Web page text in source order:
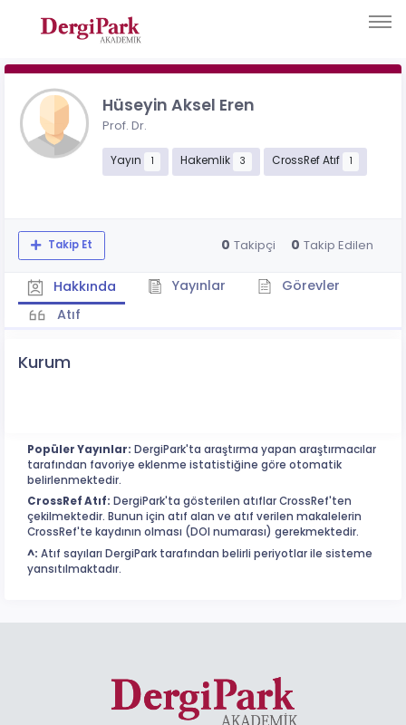
Hüseyin Aksel Eren
Prof. Dr.
Yayın 1 Hakemlik 3 CrossRef Atıf 1
Takip Et 0 Takipçi 0 Takip Edilen
Hakkında Yayınlar
Görevler
Atıf
Kurum
Popüler Yayınlar: DergiPark'ta araştırma yapan araştırmacılar
tarafından favoriye eklenme istatistiğine göre otomatik
belirlenmektedir.
CrossRef Atıf: DergiPark'ta gösterilen atıflar CrossRef'ten
çekilmektedir. Bunun için atıf alan ve atıf verilen makalelerin
CrossRef'te kaydının olması (DOI numarası) gerekmektedir.
^: Atıf sayıları DergiPark tarafından belirli periyotlar ile sisteme
yansıtılmaktadır.